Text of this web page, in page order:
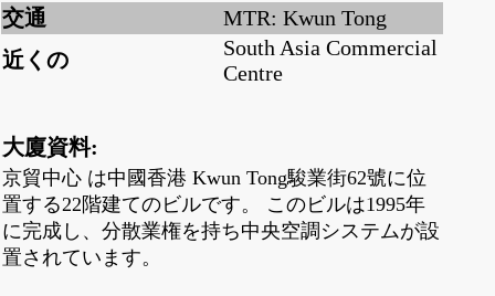
交通
MTR: Kwun Tong
近くの
South Asia Commercial
Centre
大廈資料:
京貿中心 は中國香港 Kwun Tong駿業街62號に位
置する22階建てのビルです。 このビルは1995年
に完成し、分散業権を持ち中央空調システムが設
置されています。